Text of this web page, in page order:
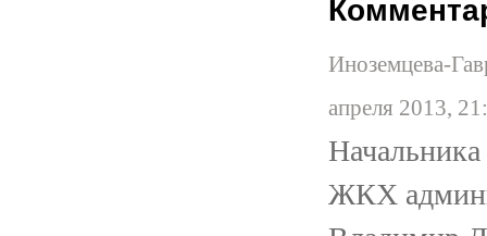
Иноземцева-
апреля 2013,
Начальника
ЖКХ